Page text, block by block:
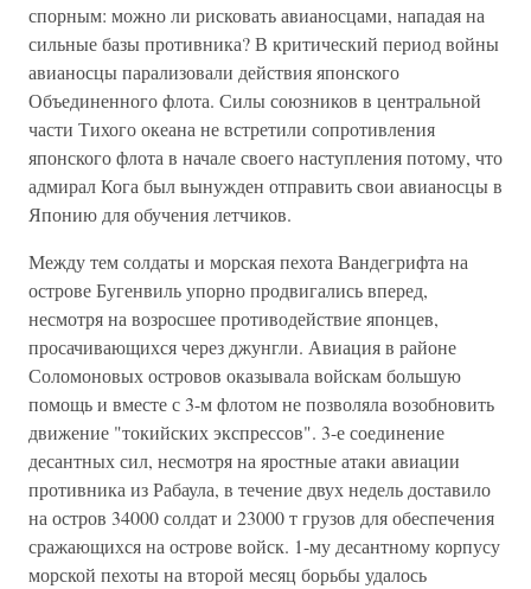
спорным: можно ли рисковать авианосцами, нападая на
сильные базы противника? В критический период войны
авианосцы парализовали действия японского
Объединенного флота. Силы союзников в центральной
части Тихого океана не встретили сопротивления
японского флота в начале своего наступления потому, что
адмирал Кога был вынужден отправить свои авианосцы в
Японию для обучения летчиков.
Между тем солдаты и морская пехота Вандегрифта на
острове Бугенвиль упорно продвигались вперед,
несмотря на возросшее противодействие японцев,
просачивающихся через джунгли. Авиация в районе
Соломоновых островов оказывала войскам большую
помощь и вместе с 3-м флотом не позволяла возобновить
движение "токийских экспрессов". 3-е соединение
десантных сил, несмотря на яростные атаки авиации
противника из Рабаула, в течение двух недель доставило
на остров 34000 солдат и 23000 т грузов для обеспечения
сражающихся на острове войск. 1-му десантному корпусу
морской пехоты на второй месяц борьбы удалось